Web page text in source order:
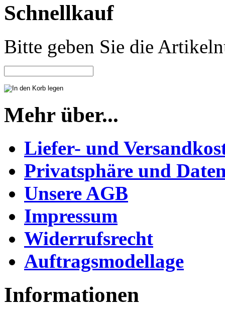
Schnellkauf
Bitte geben Sie die
Mehr über...
Liefer- und
Privatsphäre und
Unsere AGB
Impressum
Widerrufsrecht
Auftragsmodellage
Informationen